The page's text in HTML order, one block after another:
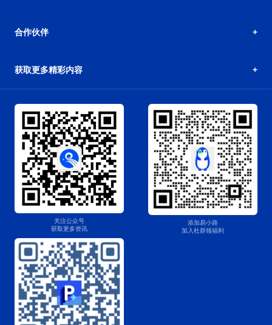
合作伙伴
获取更多精彩内容
关注公众号
获取更多资讯
添加易小路
加入杜群领福利